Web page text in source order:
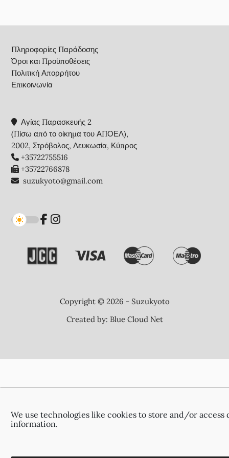
We use technologies like cookies to store and/or access
information.
Πληροφορίες Παράδοσης
Όροι και Προϋποθέσεις
Πολιτική Απορρήτου
Επικοινωνία
Αγίας Παρασκευής 2
(Πίσω από το οίκημα του ΑΠΟΕΛ),
2002, Στρόβολος, Λευκωσία, Κύπρος
+35722755516
+35722766878
suzukyoto@gmail.com
Copyright © 2026 - Suzukyoto
Created by: Blue Cloud Net